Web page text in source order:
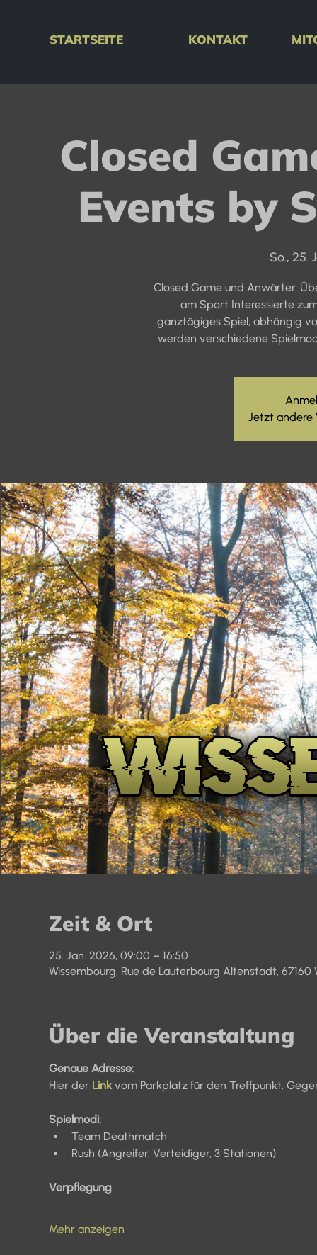
STARTSEITE KONTAKT
Closed
Events by
So., 25.
Closed Game und Anwärter.
am Sport Interessierte
ganztägiges Spiel, abhängig
werden verschiedene
Jetzt andere
Zeit & Ort
25. Jan. 2026, 09:00 – 16:50
Wissembourg, Rue de Lauterbourg Altenstadt, 67160
Über die Veranstaltung
Genaue Adresse:
Hier der Link vom Parkplatz für den Treffpunkt.
Spielmodi:
Team Deathmatch
Rush (Angreifer, Verteidiger, 3 Stationen)
Verpflegung
Mehr anzeigen